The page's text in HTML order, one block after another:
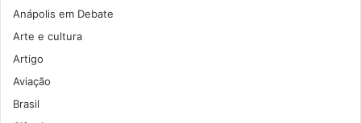
Anápolis em Debate
Arte e cultura
Artigo
Aviação
Brasil